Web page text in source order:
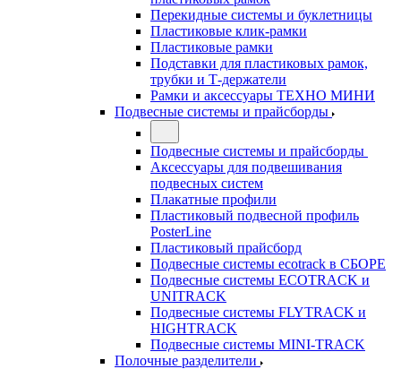
Перекидные системы и буклетницы
Пластиковые клик-рамки
Пластиковые рамки
Подставки для пластиковых рамок,
трубки и Т-держатели
Рамки и аксессуары ТЕХНО МИНИ
Подвесные системы и прайсборды
Подвесные системы и прайсборды
Аксессуары для подвешивания
подвесных систем
Плакатные профили
Пластиковый подвесной профиль
PosterLine
Пластиковый прайсборд
Подвесные системы ecotrack в СБОРЕ
Подвесные системы ECOTRACK и
UNITRACK
Подвесные системы FLYTRACK и
HIGHTRACK
Подвесные системы MINI-TRACK
Полочные разделители